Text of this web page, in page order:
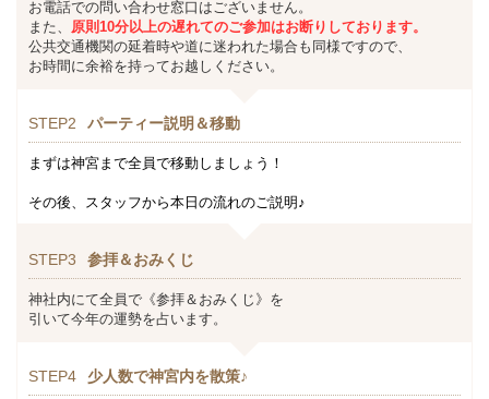
お電話での問い合わせ窓口はございません。
また、 原則10分以上の遅れてのご参加はお断りしております。
公共交通機関の延着時や道に迷われた場合も同様ですので、
お時間に余裕を持ってお越しください。
STEP2 パーティー説明＆移動
まずは神宮まで全員で移動しましょう！
その後、スタッフから本日の流れのご説明♪
STEP3 参拝＆おみくじ
神社内にて全員で《参拝＆おみくじ》を
引いて今年の運勢を占います。
STEP4 少人数で神宮内を散策♪